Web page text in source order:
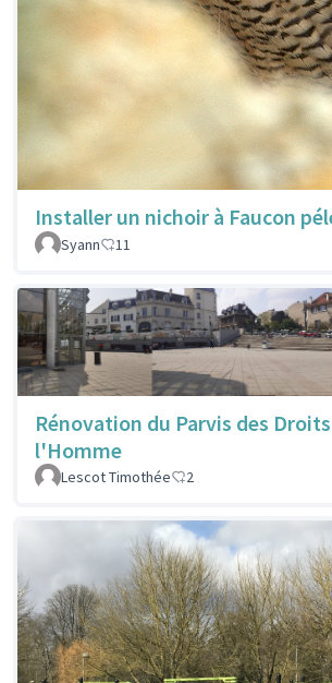
Installer un nichoir à Faucon
Syann
11
Rénovation du Parvis des
l'Homme
Lescot Timothée 2